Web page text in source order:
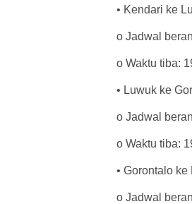
• Kendari ke
o Jadwal
o Waktu tiba:
• Luwuk ke
o Jadwal
o Waktu tiba:
• Gorontalo ke
o Jadwal